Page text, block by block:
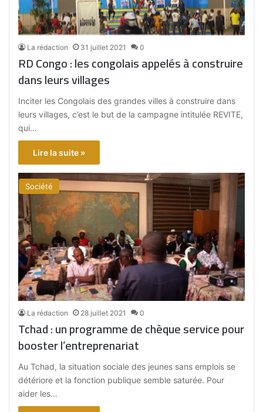
La rédaction 31 juillet 2021 0
RD Congo : les congolais appelés à construire
dans leurs villages
Inciter les Congolais des grandes villes à construire dans
leurs villages, c’est le but de la campagne intitulée REVITE,
qui…
Lire la suite »
Société
La rédaction 28 juillet 2021 0
Tchad : un programme de chèque service pour
booster l’entreprenariat
Au Tchad, la situation sociale des jeunes sans emplois se
détériore et la fonction publique semble saturée. Pour
aider les…